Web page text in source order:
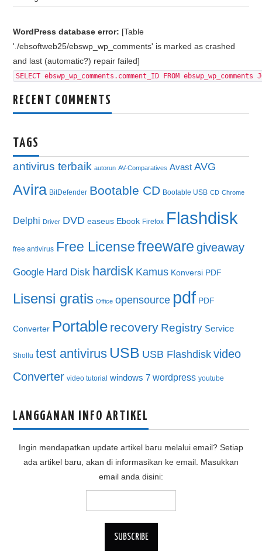
WordPress database error: [Table
'./ebsoftweb25/ebswp_wp_comments' is marked as crashed
and last (automatic?) repair failed]
SELECT ebswp_wp_comments.comment_ID FROM
RECENT COMMENTS
TAGS
antivirus terbaik autorun AV-Comparatives Avast AVG
Avira BitDefender Bootable CD Bootable USB CD Chrome
Delphi Driver DVD easeus Ebook Firefox Flashdisk
free antivirus Free License freeware giveaway
Google Hard Disk hardisk Kamus Konversi PDF
Lisensi gratis Office opensource pdf PDF
Converter Portable recovery Registry Service
Shollu test antivirus USB USB Flashdisk video
Converter video tutorial windows 7 wordpress youtube
LANGGANAN INFO ARTIKEL
Ingin mendapatkan update artikel baru melalui email? Setiap
ada artikel baru, akan di informasikan ke email. Masukkan
email anda disini: